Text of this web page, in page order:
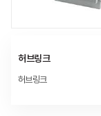
허브링크
허브링크